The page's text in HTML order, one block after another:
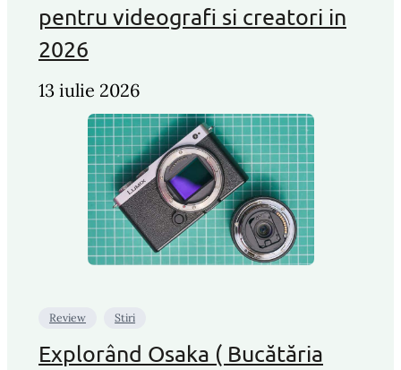
pentru videografi si creatori in
2026
13 iulie 2026
Review Stiri
Explorând Osaka ( Bucătăria